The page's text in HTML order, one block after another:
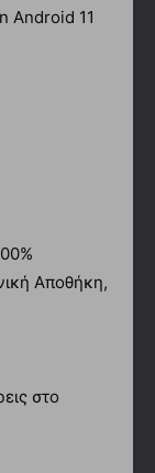
Android 11
Αποθήκη,
στο